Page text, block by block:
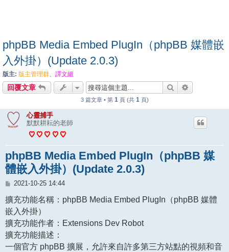
phpBB Media Embed PlugIn（phpBB 媒體嵌
入外掛）(Update 2.0.3)
版主: 版主管理群、 譯文組
回覆文章 搜尋
3 篇文章 • 第 1 頁 (共 1 頁)
心靈捕手
默默耕耘的老師
phpBB Media Embed PlugIn（phpBB 媒
體嵌入外掛）(Update 2.0.3)
文
2021-10-25 14:44
擴充功能名稱：phpBB Media Embed PlugIn（phpBB 媒體
嵌入外掛）
擴充功能作者：Extensions Dev Robot
擴充功能描述：
一個官方 phpBB 擴展，允許來自許多第三方站點的視頻和音